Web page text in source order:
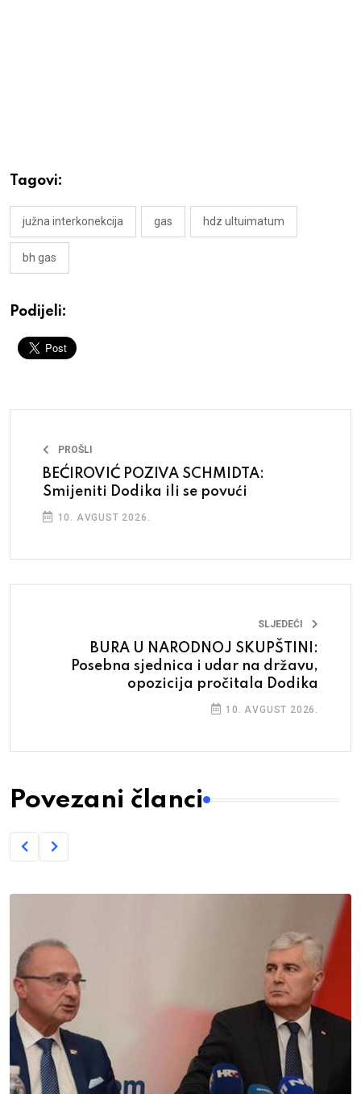
Tagovi:
južna interkonekcija gas hdz ultuimatum
bh gas
Podijeli:
PROŠLI
BEĆIROVIĆ POZIVA SCHMIDTA:
Smijeniti Dodika ili se povući
10. AVGUST 2026.
SLJEDEĆI
BURA U NARODNOJ SKUPŠTINI:
Posebna sjednica i udar na državu,
opozicija pročitala Dodika
10. AVGUST 2026.
Povezani članci